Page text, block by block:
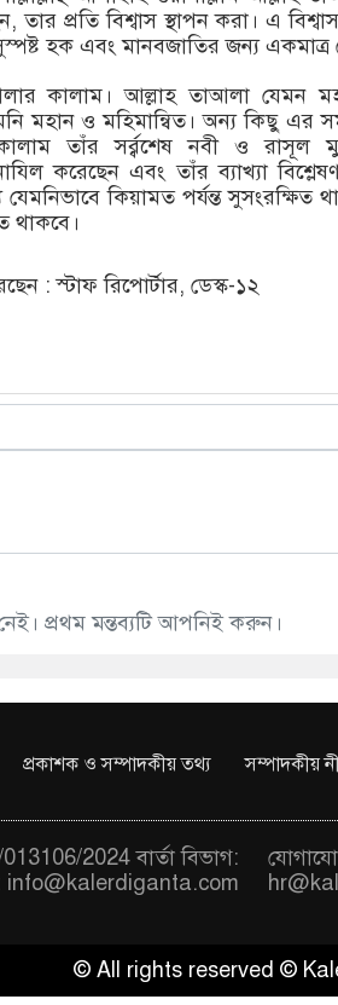
তার প্রতি বিশ্বাস স্থাপন করা। এ
হক এবং মানবজাতির জন্য একমাত্র
কালাম। আল্লাহ তাআলা যেমন
মহান ও মহিমান্বিত। অন্য কিছু এর
তাঁর সর্র্বশেষ নবী ও রাসূল
করেছেন এবং তাঁর ব্যাখ্যা
কিয়ামত পর্যন্ত সুসংরক্ষিত
থাকবে।
: স্টাফ রিপোর্টার, ডেস্ক-১২
প্রথম মন্তব্যটি আপনিই করুন।
প্রকাশক ও সম্পাদকীয় তথ্য সম্পাদকীয়
2024 বার্তা বিভাগ:
info@kalerdiganta.com
© All rights reserved ©